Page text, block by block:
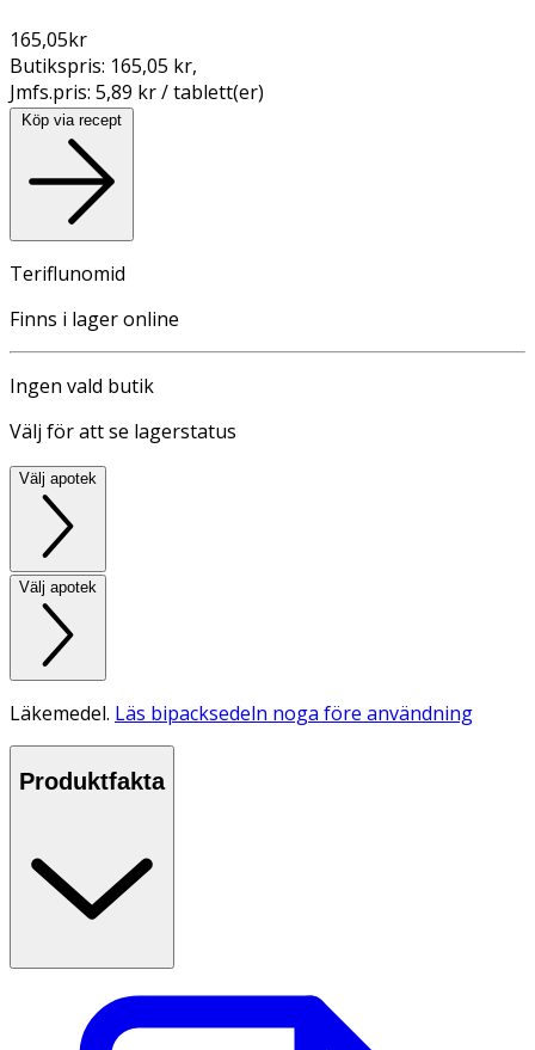
165,05kr
Butikspris: 165,05 kr,
Jmfs.pris: 5,89 kr / tablett(er)
Köp via recept
Teriflunomid
Finns i lager online
Ingen vald butik
Välj för att se lagerstatus
Välj apotek
Välj apotek
Läkemedel. Läs bipacksedeln noga före användning
Produktfakta